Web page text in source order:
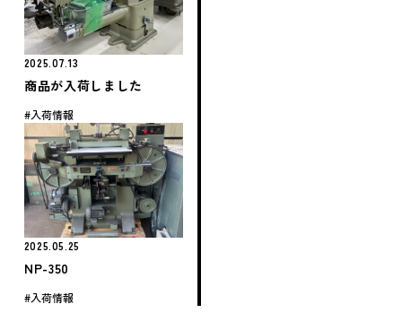
2025.07.13
商品が入荷しました
入荷情報
2025.05.25
NP-350
入荷情報